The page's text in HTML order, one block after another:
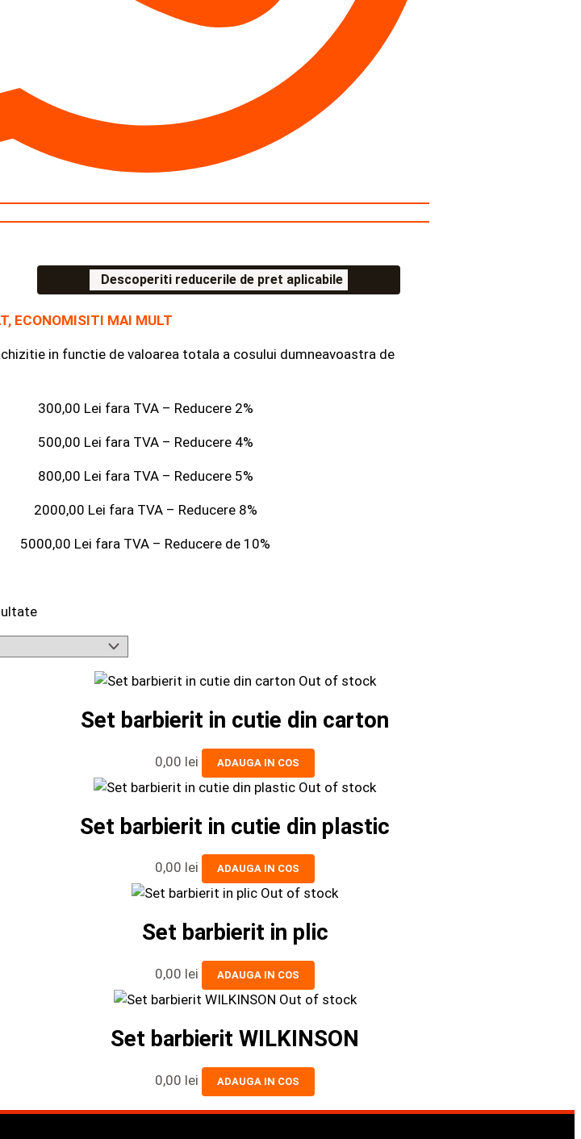
Descoperiti reducerile de pret aplicabile
ECONOMISITI MAI MULT
in functie de valoarea totala a cosului dumneavoastra de
300,00 Lei fara TVA – Reducere 2%
500,00 Lei fara TVA – Reducere 4%
800,00 Lei fara TVA – Reducere 5%
2000,00 Lei fara TVA – Reducere 8%
5000,00 Lei fara TVA – Reducere de 10%
Out of stock
Set barbierit in cutie din carton
0,00 lei ADAUGA IN COS
Out of stock
Set barbierit in cutie din plastic
0,00 lei ADAUGA IN COS
Out of stock
Set barbierit in plic
0,00 lei ADAUGA IN COS
Out of stock
Set barbierit WILKINSON
0,00 lei ADAUGA IN COS